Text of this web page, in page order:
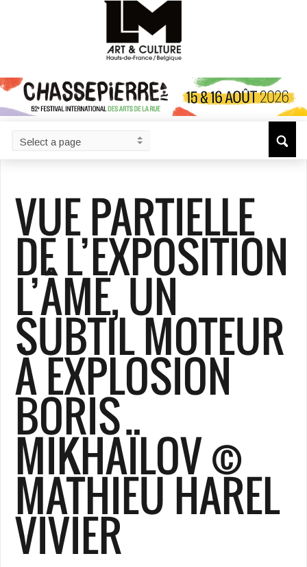
VUE PARTIELLE
DE L’EXPOSITION
L’ÂME, UN
SUBTIL MOTEUR
À EXPLOSION
BORIS
MIKHAÏLOV ©
MATHIEU HAREL
VIVIER